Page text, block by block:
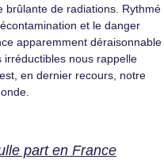
brûlante de radiations. Rythmé
et le danger
apparemment déraisonnable
irréductibles nous rappelle
en dernier recours, notre
part en France